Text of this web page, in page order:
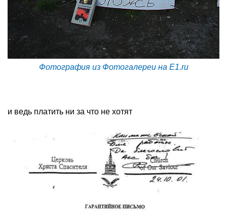
Фотография из Фотогалереи на E1.ru
и ведь платить ни за что не хотят